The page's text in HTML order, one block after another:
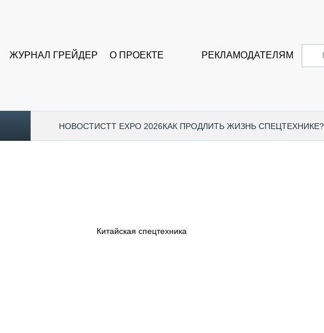
ЖУРНАЛ ГРЕЙДЕР О ПРОЕКТЕ РЕКЛАМОДАТЕЛЯМ
НОВОСТИCTT EXPO 2026КАК ПРОДЛИТЬ ЖИЗНЬ СПЕЦТЕХНИКЕ?
КОМТРАНС 2021
Китайская спецтехника